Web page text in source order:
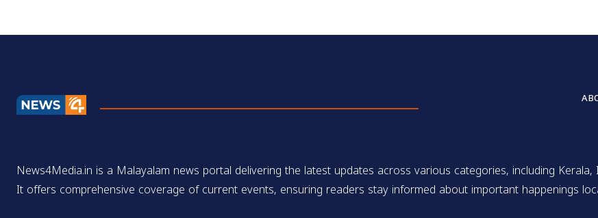
News4Media.in is a Malayalam news portal delivering the latest updates across various categories, including
It offers comprehensive coverage of current events, ensuring readers stay informed about important happenings